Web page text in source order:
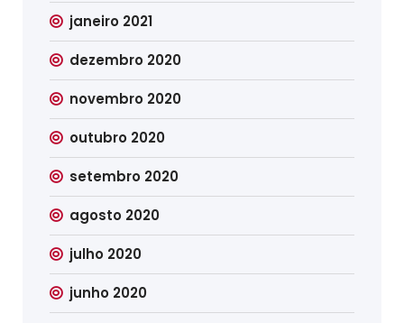
janeiro 2021
dezembro 2020
novembro 2020
outubro 2020
setembro 2020
agosto 2020
julho 2020
junho 2020